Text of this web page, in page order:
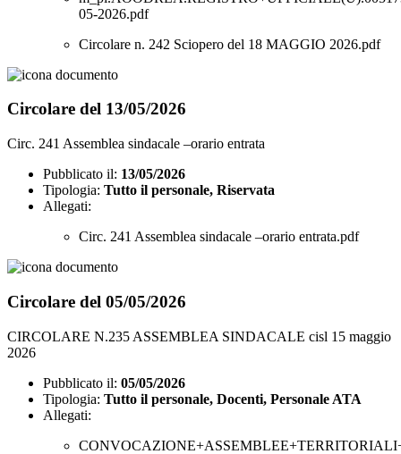
05-2026.pdf
Circolare n. 242 Sciopero del 18 MAGGIO 2026.pdf
Circolare del 13/05/2026
Circ. 241 Assemblea sindacale –orario entrata
Pubblicato il: 13/05/2026
Tipologia: Tutto il personale, Riservata
Allegati:
Circ. 241 Assemblea sindacale –orario entrata.pdf
Circolare del 05/05/2026
CIRCOLARE N.235 ASSEMBLEA SINDACALE cisl 15 maggio
2026
Pubblicato il: 05/05/2026
Tipologia: Tutto il personale, Docenti, Personale ATA
Allegati: